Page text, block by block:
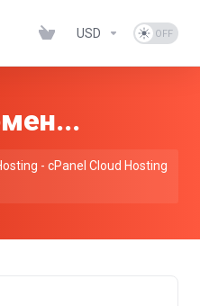
USD
- cPanel Cloud Hosting